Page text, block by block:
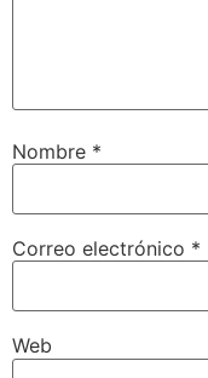
Nombre *
Correo electrónico *
Web